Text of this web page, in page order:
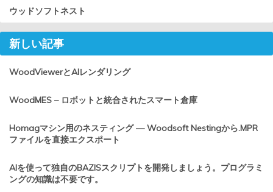
ウッドソフトネスト
新しい記事
WoodViewerとAIレンダリング
WoodMES – ロボットと統合されたスマート倉庫
Homagマシン用のネスティング — Woodsoft Nestingから.MPR
ファイルを直接エクスポート
AIを使って独自のBAZISスクリプトを開発しましょう。プログラミ
ングの知識は不要です。